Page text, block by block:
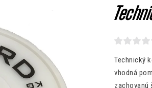
Technický
vhodná